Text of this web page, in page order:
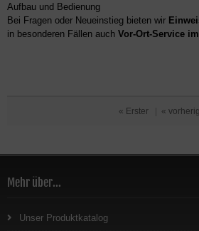
Aufbau und Bedienung
Bei Fragen oder Neueinstieg bieten wir
in besonderen Fällen auch Vor-Ort-Service
« Erster | «
Mehr über...
Unser Produktkatalog